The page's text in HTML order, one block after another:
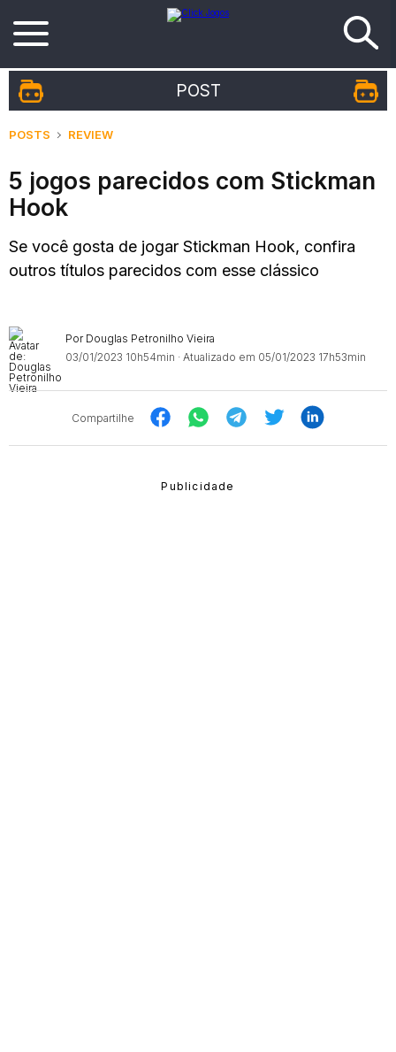
POST
POSTS REVIEW
5 jogos parecidos com Stickman
Hook
Se você gosta de jogar Stickman Hook, confira
outros títulos parecidos com esse clássico
Por Douglas Petronilho Vieira
03/01/2023 10h54min · Atualizado em 05/01/2023 17h53min
Compartilhe